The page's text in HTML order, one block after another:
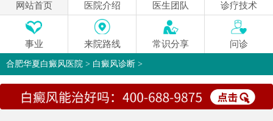
网站首页 医院介绍 医生团队 诊疗技术
事业 来院路线 常识分享 问诊
合肥华夏白癜风医院 > 白癜风诊断 >